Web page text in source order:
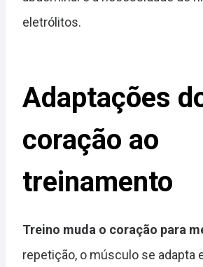
eletrólitos.
Adaptações
coração ao
treinamento
Treino muda o coração para
repetição, o músculo se adapta